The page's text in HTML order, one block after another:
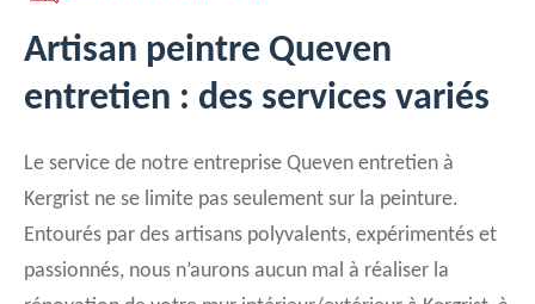
Artisan peintre Queven
entretien : des services variés
Le service de notre entreprise Queven entretien à
Kergrist ne se limite pas seulement sur la peinture.
Entourés par des artisans polyvalents, expérimentés et
passionnés, nous n’aurons aucun mal à réaliser la